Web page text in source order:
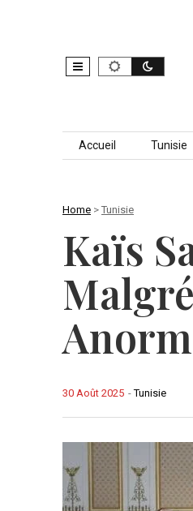
Skip to content
Accueil Tunisie
Home > Tunisie
Kaïs
-Tunisie
30 Août 2025